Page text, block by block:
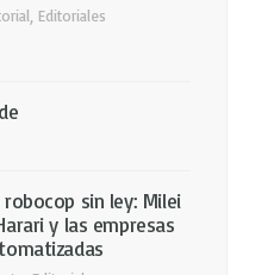
, Editoriales
robocop sin ley: Milei
y las empresas